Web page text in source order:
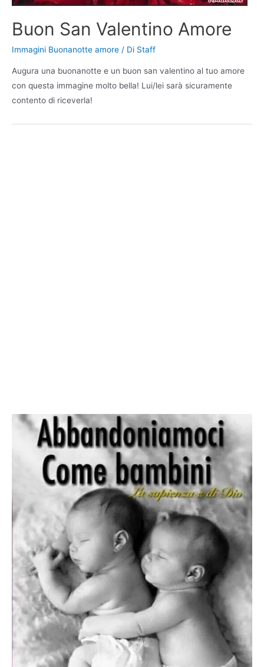
Buon San Valentino Amore
Immagini Buonanotte amore / Di Staff
Augura una buonanotte e un buon san valentino al tuo amore
con questa immagine molto bella! Lui/lei sarà sicuramente
contento di riceverla!